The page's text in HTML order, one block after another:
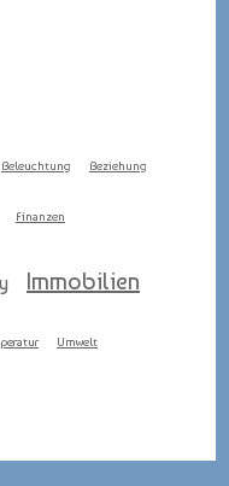
Beleuchtung Beziehung
Finanzen
Immobilien
Umwelt